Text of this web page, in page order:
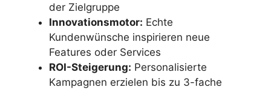
der Zielgruppe
Innovationsmotor: Echte
Kundenwünsche inspirieren neue
Features oder Services
ROI-Steigerung: Personalisierte
Kampagnen erzielen bis zu 3-fache